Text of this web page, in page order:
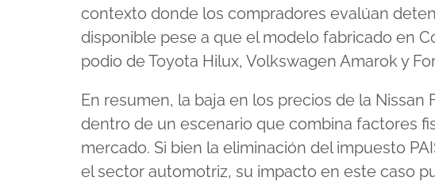
contexto donde los compradores evalúan
disponible pese a que el modelo fabricado en
podio de Toyota Hilux, Volkswagen Amarok y
En resumen, la baja en los precios de la
dentro de un escenario que combina factores
mercado. Si bien la eliminación del impuesto
el sector automotriz, su impacto en este caso